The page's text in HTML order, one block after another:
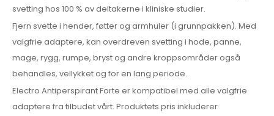
svetting hos 100 % av deltakerne i kliniske studier.
Fjern svette i hender, føtter og armhuler (i grunnpakken). Med
valgfrie adaptere, kan overdreven svetting i hode, panne,
mage, rygg, rumpe, bryst og andre kroppsområder også
behandles, vellykket og for en lang periode.
Electro Antiperspirant Forte er kompatibel med alle valgfrie
adaptere fra tilbudet vårt. Produktets pris inkluderer